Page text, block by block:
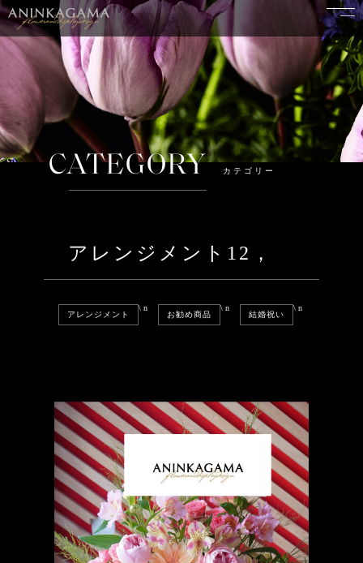
CATEGORY カテゴリー
アレンジメント12，
アレンジメント
\n
お勧め商品
\n
結婚祝い
\n